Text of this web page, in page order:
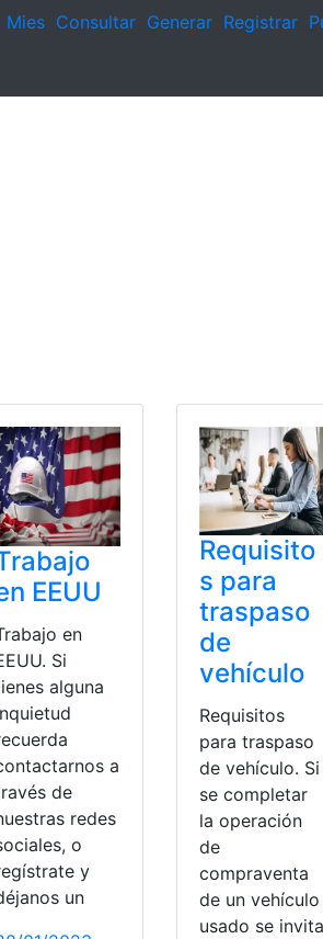
Mies Consultar Generar Registrar
EEUU
en
Si
alguna
a
de
redes
o
y
un
Requisito
s para
traspaso
de
vehículo
Requisitos
para traspaso
de vehículo. Si
se completar
la operación
de
compraventa
de un vehículo
usado se invita